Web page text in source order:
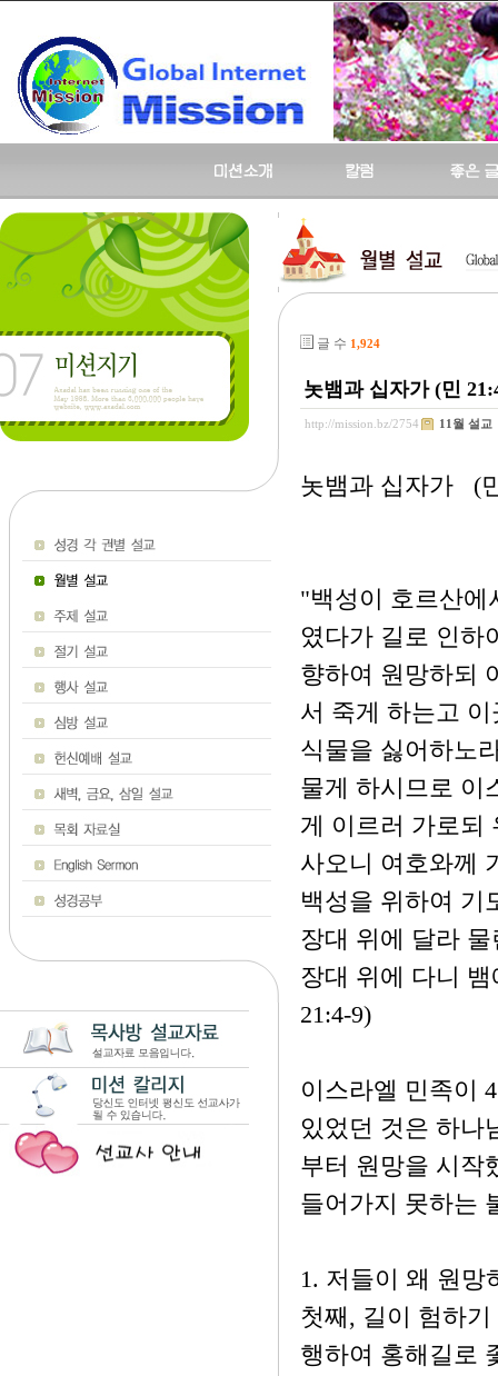
글 수 1,924
놋뱀과 십자가 (민
http://mission.bz/2754 11월 설교
놋뱀과 십자가 (
"백성이 호르산에
였다가 길로 인하
향하여 원망하되
서 죽게 하는고
식물을 싫어하노
물게 하시므로 이
게 이르러 가로되
사오니 여호와께
백성을 위하여 기
장대 위에 달라
장대 위에 다니
21:4-9)
이스라엘 민족이
있었던 것은 하나
부터 원망을 시작
들어가지 못하는
1. 저들이 왜 원망
첫째, 길이 험하
행하여 홍해길로